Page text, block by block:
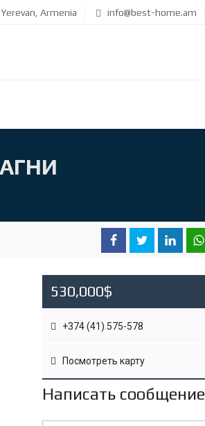
Armenia info@best-home.am
530,000$
+374 (41) 575-578
Посмотреть карту
Написать сообщение